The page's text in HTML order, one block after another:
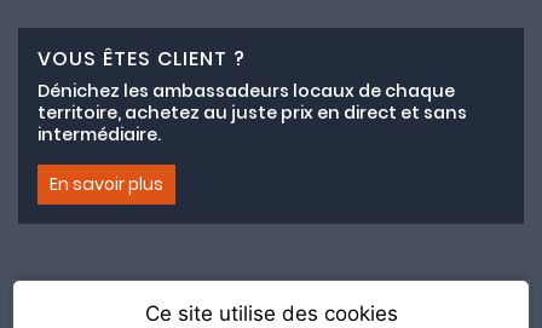
VOUS ÊTES CLIENT ?
Dénichez les ambassadeurs locaux de chaque
territoire, achetez au juste prix en direct et sans
intermédiaire.
En savoir plus
Ce site utilise des cookies